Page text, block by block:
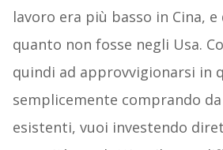
lavoro era più basso in Cina,
quanto non fosse negli Usa.
quindi ad approvvigionarsi in
semplicemente comprando
esistenti, vuoi investendo